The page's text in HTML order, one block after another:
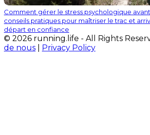
Comment gérer le stress psychologique
conseils pratiques pour maîtriser le trac et
départ en confiance
© 2026 running.life - All Rights
de nous
Privacy Policy